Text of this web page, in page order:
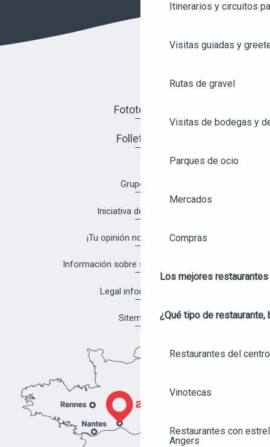
Itinerarios y circuitos
Visitas guiadas y
Rutas de gravel
Visitas de bodegas y
Parques de ocio
Mercados
Compras
Los mejores
¿Qué tipo de restaurante,
Restaurantes del
Vinotecas
Restaurantes con
Angers
Fototeca
Folletos
Grupos
Iniciativa de calidad
¡Tu opinión nos interesa!
Información sobre salud y seguridad
Legal information
Sitemap